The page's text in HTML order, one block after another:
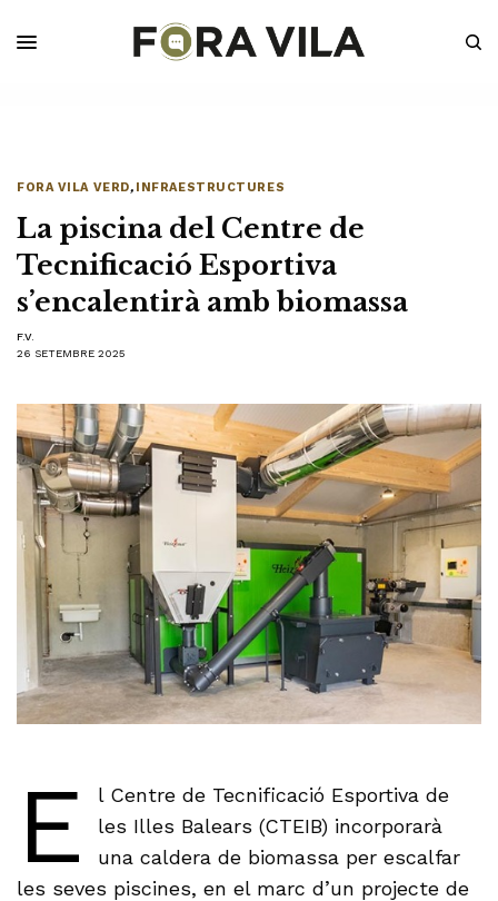
FORA VILA VERD, INFRAESTRUCTURES
La piscina del Centre de
Tecnificació Esportiva
s’encalentirà amb biomassa
F.V.
26 SETEMBRE 2025
E
l Centre de Tecnificació Esportiva de
les Illes Balears (CTEIB) incorporarà
una caldera de biomassa per escalfar
les seves piscines, en el marc d’un projecte de